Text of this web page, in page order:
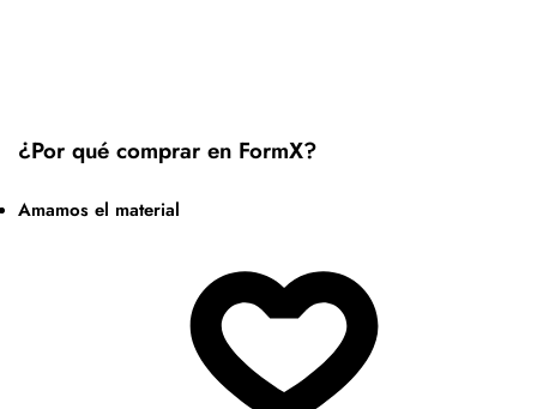
¿Por qué comprar en FormX?
Amamos el material